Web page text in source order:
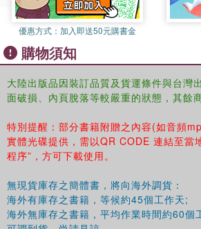
優惠方式： 加入即送50元購書金
購物須知
大陸出版品因裝訂品質及貨運條件與台灣
面破損、內頁脫落等較嚴重的狀態，其餘
特別提醒：部分書籍附贈之內容(如音頻
實體光碟提供，需以QR CODE 連結至當
程序”，方可下載使用。
無現貨庫存之簡體書，將向海外調貨：
海外有庫存之書籍，等候約45個工作天;
海外無庫存之書籍，平均作業時間約60個